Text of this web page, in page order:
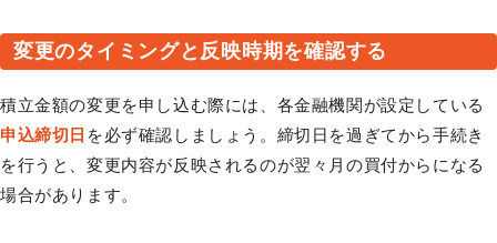
変更のタイミングと反映時期を確認する
積立金額の変更を申し込む際には、各金融機関が設定している
申込締切日 を必ず確認しましょう。締切日を過ぎてから手続き
を行うと、変更内容が反映されるのが翌々月の買付からになる
場合があります。